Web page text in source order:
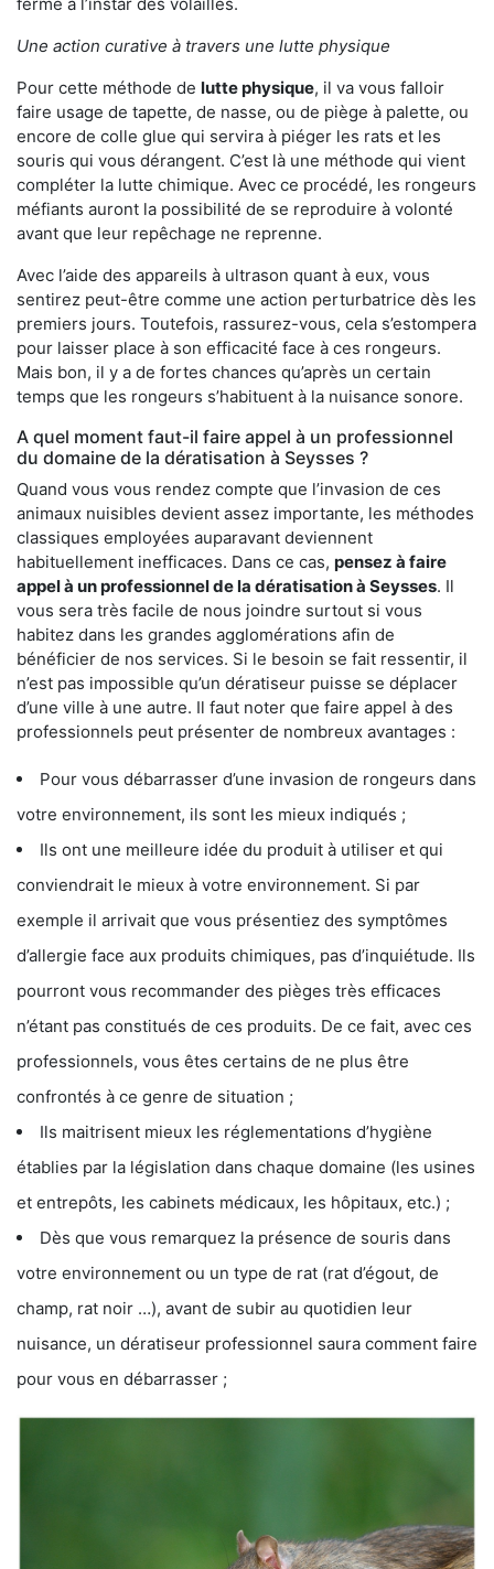
Une action curative à travers une lutte physique
Pour cette méthode de lutte physique, il va vous falloir
faire usage de tapette, de nasse, ou de piège à palette, ou
encore de colle glue qui servira à piéger les rats et les
souris qui vous dérangent. C’est là une méthode qui vient
compléter la lutte chimique. Avec ce procédé, les rongeurs
méfiants auront la possibilité de se reproduire à volonté
avant que leur repêchage ne reprenne.
Avec l’aide des appareils à ultrason quant à eux, vous
sentirez peut-être comme une action perturbatrice dès les
premiers jours. Toutefois, rassurez-vous, cela s’estompera
pour laisser place à son efficacité face à ces rongeurs.
Mais bon, il y a de fortes chances qu’après un certain
temps que les rongeurs s’habituent à la nuisance sonore.
A quel moment faut-il faire appel à un professionnel
du domaine de la dératisation à Seysses ?
Quand vous vous rendez compte que l’invasion de ces
animaux nuisibles devient assez importante, les méthodes
classiques employées auparavant deviennent
habituellement inefficaces. Dans ce cas, pensez à faire
appel à un professionnel de la dératisation à Seysses. Il
vous sera très facile de nous joindre surtout si vous
habitez dans les grandes agglomérations afin de
bénéficier de nos services. Si le besoin se fait ressentir, il
n’est pas impossible qu’un dératiseur puisse se déplacer
d’une ville à une autre. Il faut noter que faire appel à des
professionnels peut présenter de nombreux avantages :
Pour vous débarrasser d’une invasion de rongeurs dans
votre environnement, ils sont les mieux indiqués ;
Ils ont une meilleure idée du produit à utiliser et qui
conviendrait le mieux à votre environnement. Si par
exemple il arrivait que vous présentiez des symptômes
d’allergie face aux produits chimiques, pas d’inquiétude. Ils
pourront vous recommander des pièges très efficaces
n’étant pas constitués de ces produits. De ce fait, avec ces
professionnels, vous êtes certains de ne plus être
confrontés à ce genre de situation ;
Ils maitrisent mieux les réglementations d’hygiène
établies par la législation dans chaque domaine (les usines
et entrepôts, les cabinets médicaux, les hôpitaux, etc.) ;
Dès que vous remarquez la présence de souris dans
votre environnement ou un type de rat (rat d’égout, de
champ, rat noir …), avant de subir au quotidien leur
nuisance, un dératiseur professionnel saura comment faire
pour vous en débarrasser ;